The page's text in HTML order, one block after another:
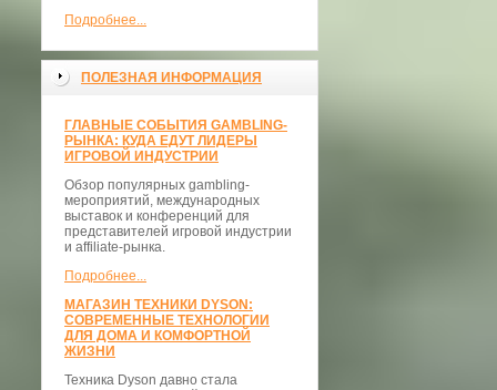
Подробнее...
ПОЛЕЗНАЯ ИНФОРМАЦИЯ
ГЛАВНЫЕ СОБЫТИЯ GAMBLING-
РЫНКА: КУДА ЕДУТ ЛИДЕРЫ
ИГРОВОЙ ИНДУСТРИИ
Обзор популярных gambling-
мероприятий, международных
выставок и конференций для
представителей игровой индустрии
и affiliate-рынка.
Подробнее...
МАГАЗИН ТЕХНИКИ DYSON:
СОВРЕМЕННЫЕ ТЕХНОЛОГИИ
ДЛЯ ДОМА И КОМФОРТНОЙ
ЖИЗНИ
Техника Dyson давно стала